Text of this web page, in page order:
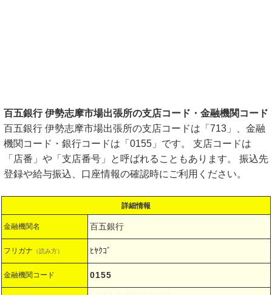
百五銀行 伊勢志摩市場出張所の支店コード・金融機関コード
百五銀行 伊勢志摩市場出張所の支店コードは「713」、金融
機関コード・銀行コードは「0155」です。 支店コードは
「店番」や「支店番号」と呼ばれることもあります。 振込先
登録や給与振込、口座情報の確認時にご利用ください。
詳細情報
金融機関名 百五銀行
フリガナ （読み方） ﾋﾔｸｺﾞ
金融機関コード 0155